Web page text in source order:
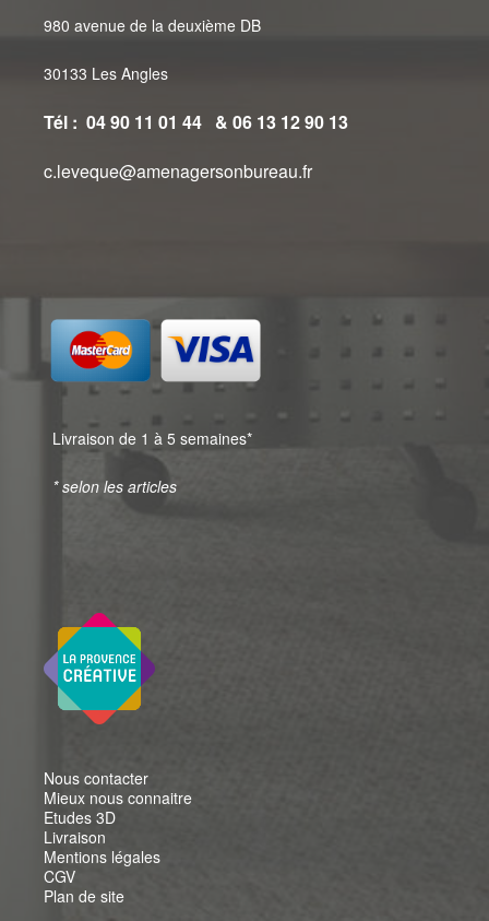
980 avenue de la deuxième DB
30133 Les Angles
Tél : 04 90 11 01 44 & 06 13 12 90 13
c.leveque@amenagersonbureau.fr
Livraison de 1 à 5 semaines*
* selon les articles
Nous contacter
Mieux nous connaitre
Etudes 3D
Livraison
Mentions légales
CGV
Plan de site